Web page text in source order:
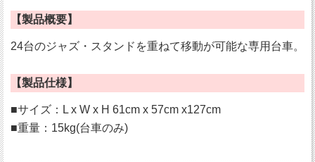
【製品概要】
24台のジャズ・スタンドを重ねて移動が可能な専用台車。
【製品仕様】
■サイズ：L x W x H 61cm x 57cm x127cm
■重量：15kg(台車のみ)